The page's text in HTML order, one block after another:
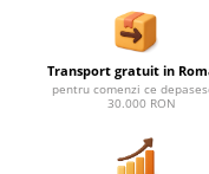
Mobilier urban
Transport gratuit in
pentru comenzi ce
30.000 RON